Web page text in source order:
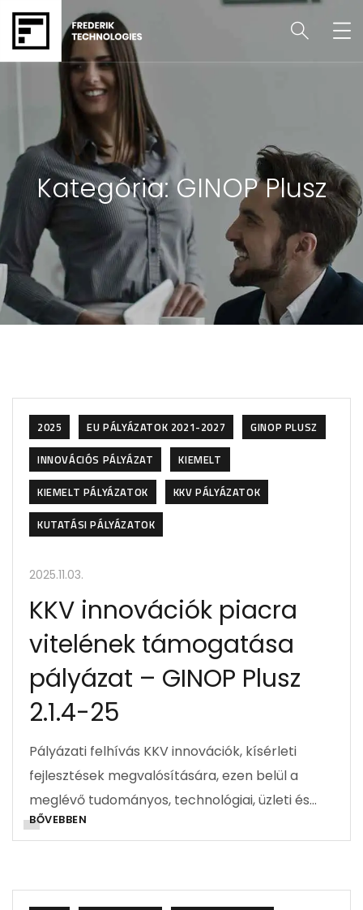
Kategória:GINOP Plusz
2025 EU PÁLYÁZATOK 2021-2027
GINOP PLUSZ
INNOVÁCIÓS PÁLYÁZAT
KIEMELT
KIEMELT PÁLYÁZATOK
KKV PÁLYÁZATOK
KUTATÁSI PÁLYÁZATOK
2025.11.03.
KKV innovációk piacra
vitelének támogatása
pályázat – GINOP Plusz
2.1.4-25
Pályázati felhívás KKV innovációk, kísérleti
fejlesztések megvalósítására, ezen belül a
meglévő tudományos, technológiai, üzleti és…
BŐVEBBEN